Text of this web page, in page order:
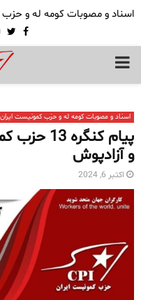
اسناد و مصوبات کومه له و
PRIMARY
اسناد و مصوبات کومه له و حزب کمونیست ایران
پیام
و آزادپوش
اکتبر 6, 2024